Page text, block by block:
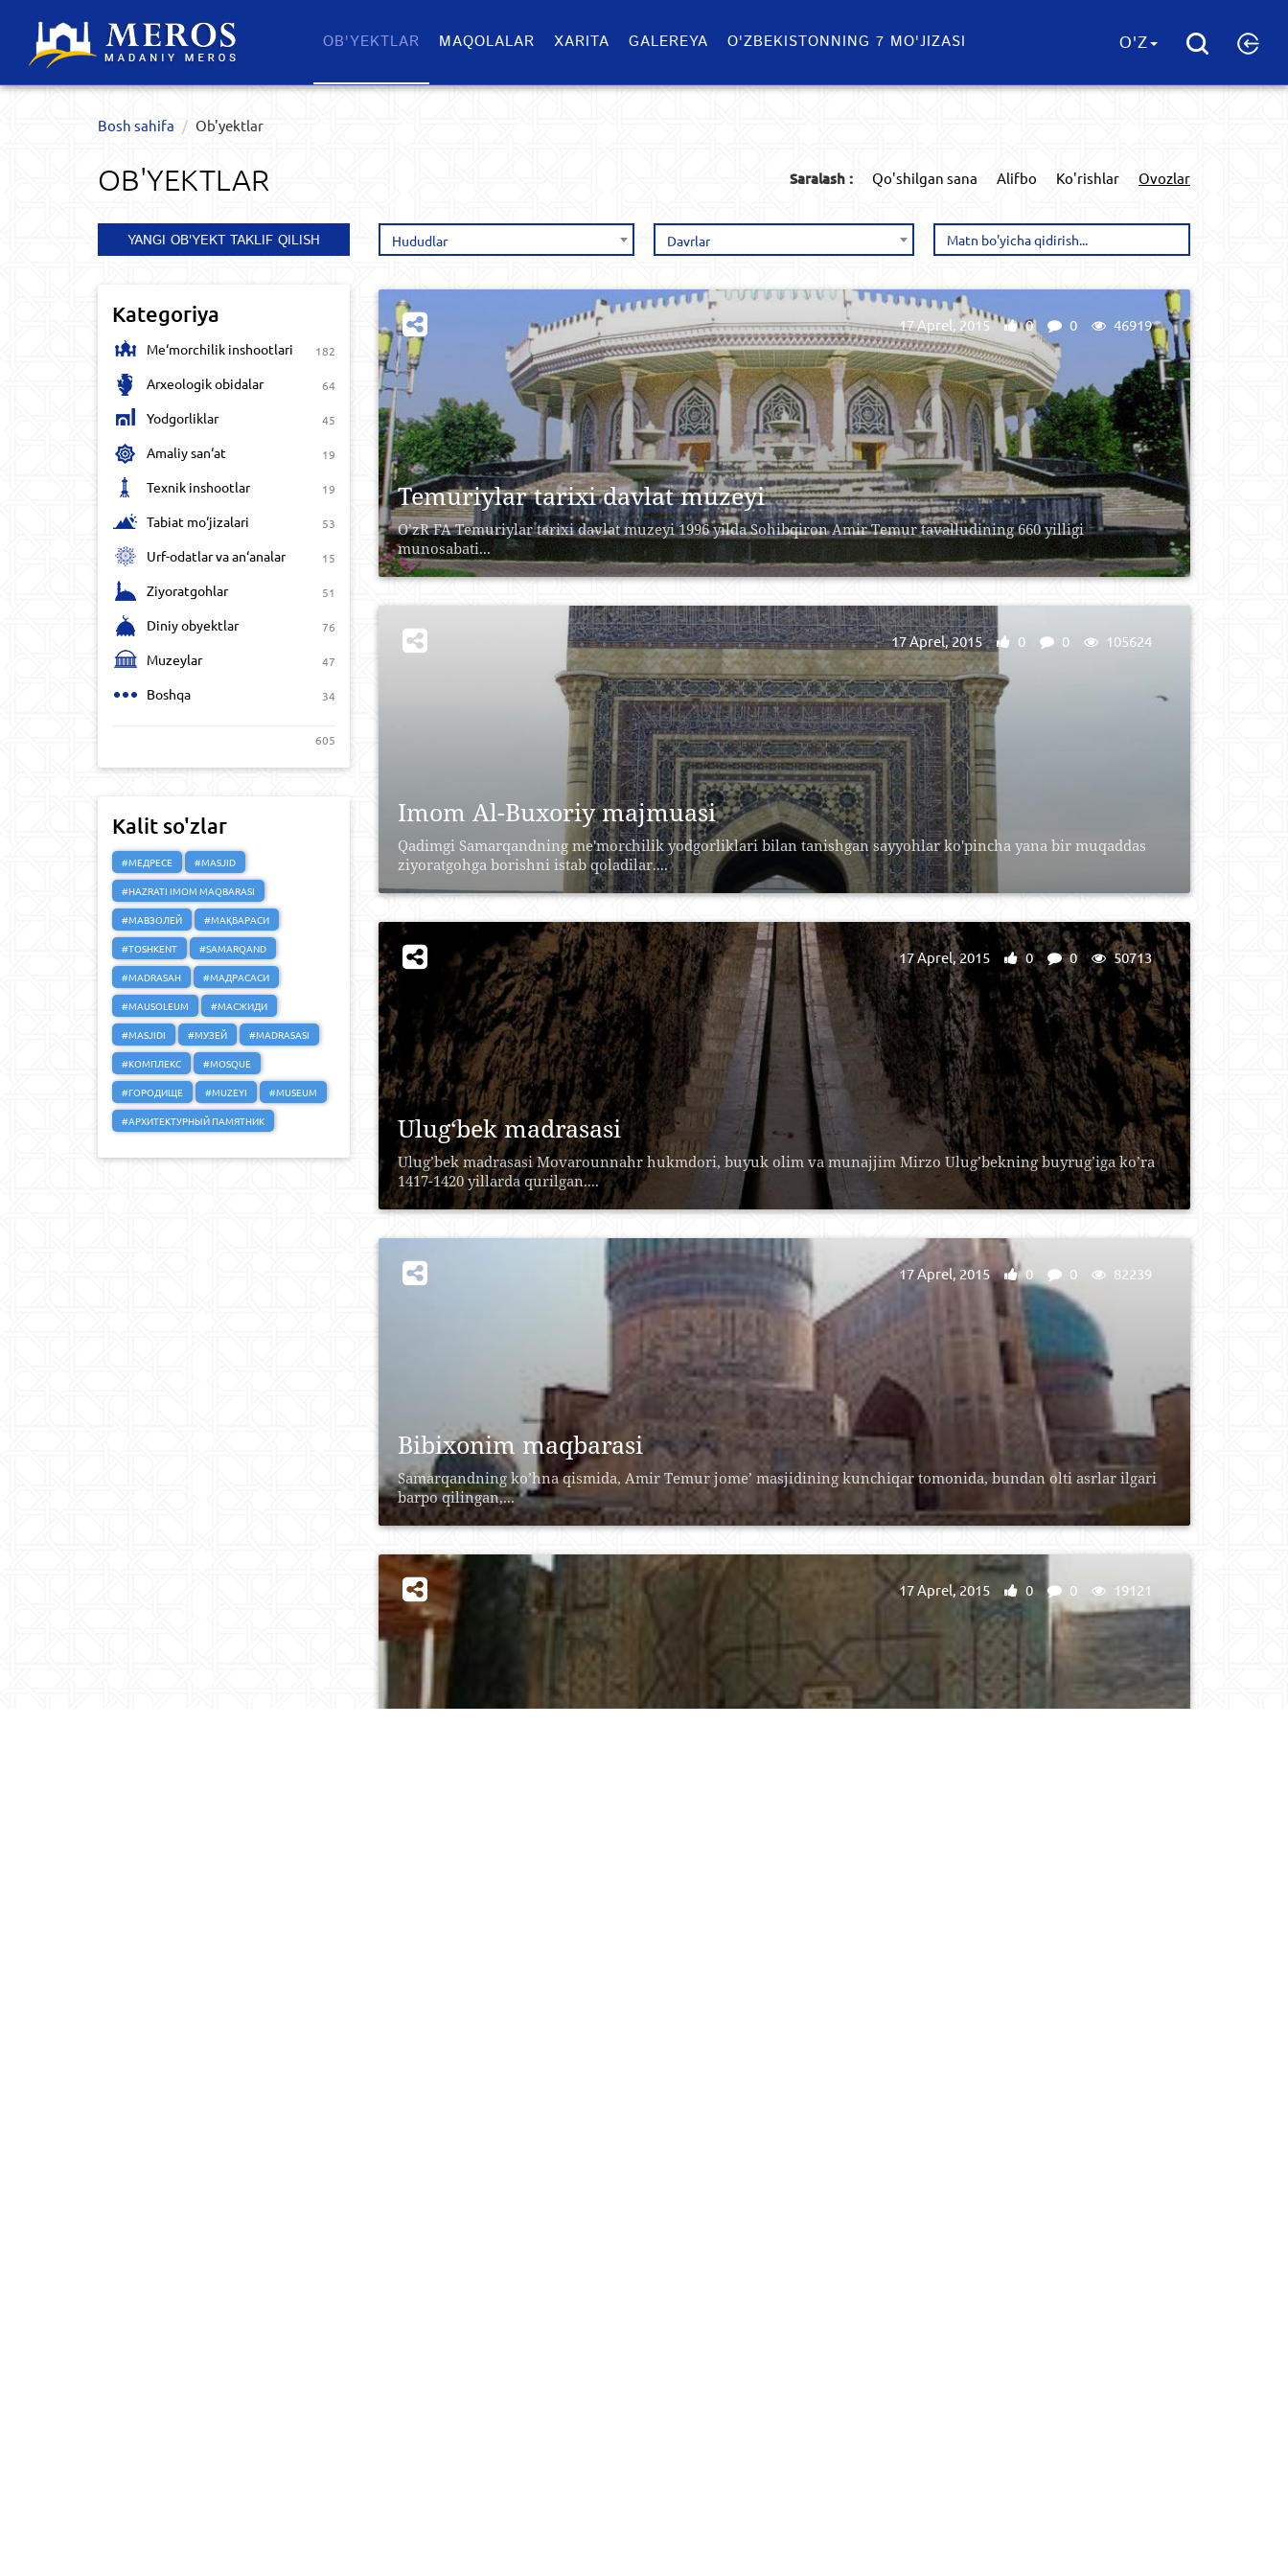
OB'YEKTLAR​ MAQOLALAR XARITA GALEREYA O'ZBEKISTONNING 7 MO'JIZASI O'Z
Bosh sahifa Ob'yektlar​
OB'YEKTLAR​ Saralash : Qo'shilgan sana Alifbo Ko'rishlar Ovozlar
YANGI OB'YEKT TAKLIF QILISH
Kategoriya
Me‘morchilik inshootlari 182
Arxeologik obidalar 64
Yodgorliklar 45
Amaliy san‘at 19
Texnik inshootlar 19
Tabiat mo‘jizalari 53
Urf-odatlar va an‘analar 15
Ziyoratgohlar 51
Diniy obyektlar 76
Muzeylar 47
Boshqa 34
605
Kalit so'zlar
#МЕДРЕСЕ
#MASJID
#HAZRATI IMOM MAQBARASI
#МАВЗОЛЕЙ
#МАҚБАРАСИ
#TOSHKENT
#SAMARQAND
#MADRASAH
#МАДРАСАСИ
#MAUSOLEUM
#МАСЖИДИ
#MASJIDI
#МУЗЕЙ
#MADRASASI
#КОМПЛЕКС
#MOSQUE
#ГОРОДИЩЕ
#MUZEYI
#MUSEUM
#АРХИТЕКТУРНЫЙ ПАМЯТНИК
Hududlar Davrlar
Temuriylar tarixi davlat muzeyi
O’zR FA Temuriylar tarixi davlat muzeyi 1996 yilda Sohibqiron Amir Temur tavalludining 660 yilligi
munosabati...
17 Aprel, 2015 0 0 46919
Imom Al-Buxoriy majmuasi
Qadimgi Samarqandning me'morchilik yodgorliklari bilan tanishgan sayyohlar ko'pincha yana bir muqaddas
ziyoratgohga borishni istab qoladilar....
17 Aprel, 2015 0 0 105624
Ulug‘bek madrasasi
Ulug’bek madrasasi Movarounnahr hukmdori, buyuk olim va munajjim Mirzo Ulug’bekning buyrug’iga ko’ra
1417-1420 yillarda qurilgan....
17 Aprel, 2015 0 0 50713
Bibixonim maqbarasi
Samarqandning ko’hna qismida, Amir Temur jome’ masjidining kunchiqar tomonida, bundan olti asrlar ilgari
barpo qilingan,...
17 Aprel, 2015 0 0 82239
17 Aprel, 2015 0 0 19121